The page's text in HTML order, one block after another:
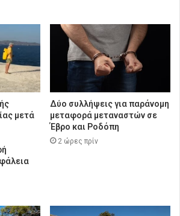
μετά
Δύο συλλήψεις για παράνομη
μεταφορά μεταναστών σε
Έβρο και Ροδόπη
2 ώρες πρίν